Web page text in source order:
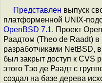
Представлен выпуск
платформенной UNIX-
OpenBSD 7.1. Проект
Раадтом (Theo de Raadt) в
разработчиками NetBSD,
был закрыт доступ к CVS
этого Тэо де Раадт с
создал на базе дерева